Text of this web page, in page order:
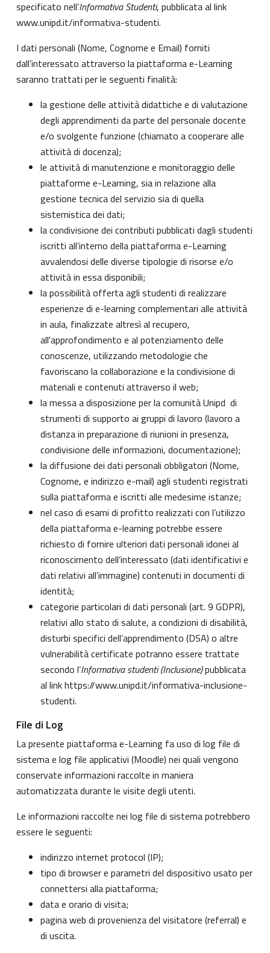
specificato nell’Informativa Studenti, pubblicata al link
www.unipd.it/informativa-studenti.
I dati personali (Nome, Cognome e Email) forniti
dall’interessato attraverso la piattaforma e-Learning
saranno trattati per le seguenti finalità:
la gestione delle attività didattiche e di valutazione
degli apprendimenti da parte del personale docente
e/o svolgente funzione (chiamato a cooperare alle
attività di docenza);
le attività di manutenzione e monitoraggio delle
piattaforme e-Learning, sia in relazione alla
gestione tecnica del servizio sia di quella
sistemistica dei dati;
la condivisione dei contributi pubblicati dagli studenti
iscritti all’interno della piattaforma e-Learning
avvalendosi delle diverse tipologie di risorse e/o
attività in essa disponibili;
la possibilità offerta agli studenti di realizzare
esperienze di e-learning complementari alle attività
in aula, finalizzate altresì al recupero,
all'approfondimento e al potenziamento delle
conoscenze, utilizzando metodologie che
favoriscano la collaborazione e la condivisione di
materiali e contenuti attraverso il web;
la messa a disposizione per la comunità Unipd di
strumenti di supporto ai gruppi di lavoro (lavoro a
distanza in preparazione di riunioni in presenza,
condivisione delle informazioni, documentazione);
la diffusione dei dati personali obbligatori (Nome,
Cognome, e indirizzo e-mail) agli studenti registrati
sulla piattaforma e iscritti alle medesime istanze;
nel caso di esami di profitto realizzati con l’utilizzo
della piattaforma e-learning potrebbe essere
richiesto di fornire ulteriori dati personali idonei al
riconoscimento dell’interessato (dati identificativi e
dati relativi all’immagine) contenuti in documenti di
identità;
categorie particolari di dati personali (art. 9 GDPR),
relativi allo stato di salute, a condizioni di disabilità,
disturbi specifici dell’apprendimento (DSA) o altre
vulnerabilità certificate potranno essere trattate
secondo l’Informativa studenti (Inclusione)pubblicata
al linkhttps://www.unipd.it/informativa-inclusione-
studenti.
File di Log
La presente piattaforma e-Learning fa uso di log file di
sistema e log file applicativi (Moodle) nei quali vengono
conservate informazioni raccolte in maniera
automatizzata durante le visite degli utenti.
Le informazioni raccolte nei log file di sistema potrebbero
essere le seguenti:
indirizzo internet protocol (IP);
tipo di browser e parametri del dispositivo usato per
connettersi alla piattaforma;
data e orario di visita;
pagina web di provenienza del visitatore (referral) e
di uscita.